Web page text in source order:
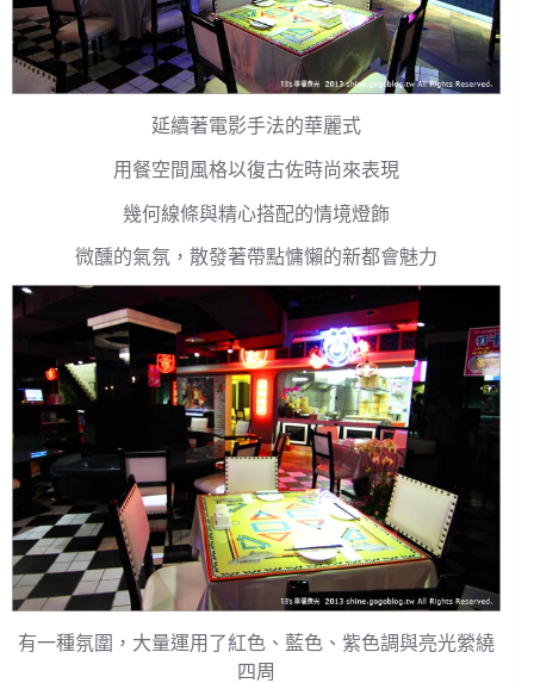
延續著電影手法的華麗式
用餐空間風格以復古佐時尚來表現
幾何線條與精心搭配的情境燈飾
微醺的氣氛，散發著帶點慵懶的新都會魅力
有一種氛圍，大量運用了紅色、藍色、紫色調與亮光縈繞
四周